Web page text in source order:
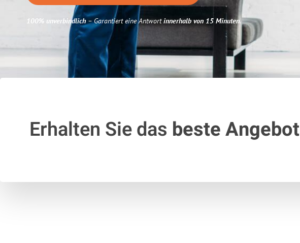
100% unverbindlich– Garantiert eine Antwortinnerhalb von 15 Minuten.
Erhalten Sie das beste Angebot